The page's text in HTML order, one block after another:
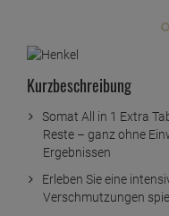
Kurzbeschreibung
Somat All in 1 Extra
Reste – ganz ohne
Ergebnissen
Erleben Sie eine
Verschmutzungen